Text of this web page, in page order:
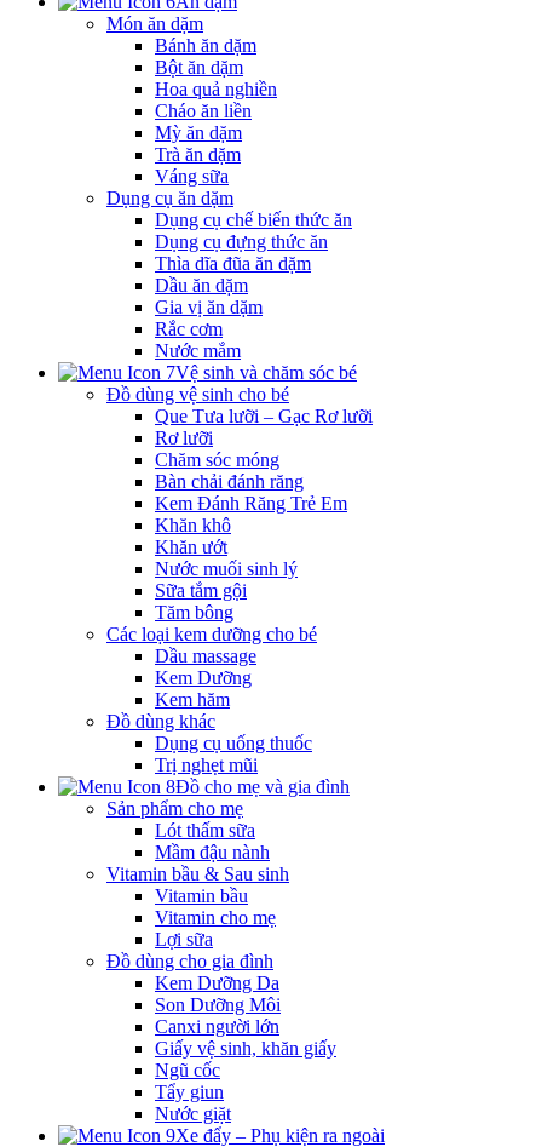
Món ăn dặm
Bánh ăn dặm
Bột ăn dặm
Hoa quả nghiền
Cháo ăn liền
Mỳ ăn dặm
Trà ăn dặm
Váng sữa
Dụng cụ ăn dặm
Dụng cụ chế biến thức ăn
Dụng cụ đựng thức ăn
Thìa dĩa đũa ăn dặm
Dầu ăn dặm
Gia vị ăn dặm
Rắc cơm
Nước mắm
Vệ sinh và chăm sóc bé
Đồ dùng vệ sinh cho bé
Que Tưa lưỡi – Gạc Rơ lưỡi
Rơ lưỡi
Chăm sóc móng
Bàn chải đánh răng
Kem Đánh Răng Trẻ Em
Khăn khô
Khăn ướt
Nước muối sinh lý
Sữa tắm gội
Tăm bông
Các loại kem dưỡng cho bé
Dầu massage
Kem Dưỡng
Kem hăm
Đồ dùng khác
Dụng cụ uống thuốc
Trị nghẹt mũi
Đồ cho mẹ và gia đình
Sản phẩm cho mẹ
Lót thấm sữa
Mầm đậu nành
Vitamin bầu & Sau sinh
Vitamin bầu
Vitamin cho mẹ
Lợi sữa
Đồ dùng cho gia đình
Kem Dưỡng Da
Son Dưỡng Môi
Canxi người lớn
Giấy vệ sinh, khăn giấy
Ngũ cốc
Tẩy giun
Nước giặt
Xe đẩy – Phụ kiện ra ngoài